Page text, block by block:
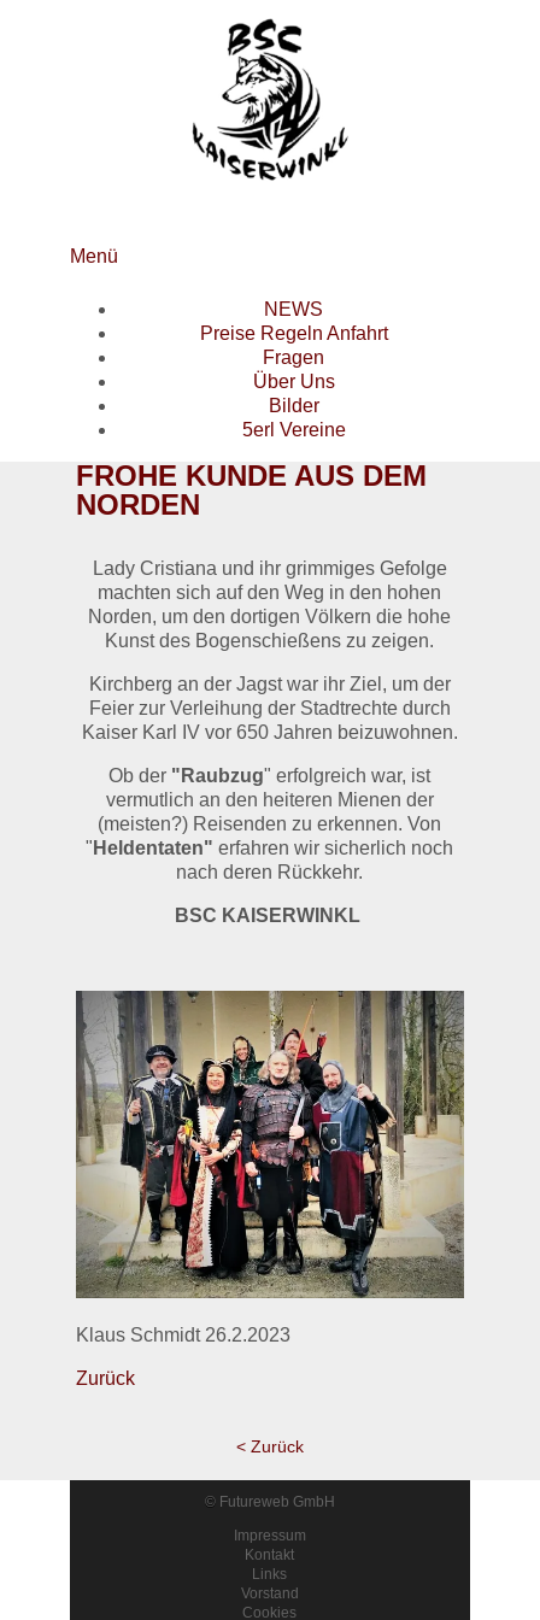
Menü
NEWS
Preise Regeln Anfahrt
Fragen
Über Uns
Bilder
5erl Vereine
FROHE KUNDE AUS DEM
NORDEN
Lady Cristiana und ihr grimmiges Gefolge
machten sich auf den Weg in den hohen
Norden, um den dortigen Völkern die hohe
Kunst des Bogenschießens zu zeigen.
Kirchberg an der Jagst war ihr Ziel, um der
Feier zur Verleihung der Stadtrechte durch
Kaiser Karl IV vor 650 Jahren beizuwohnen.
Ob der "Raubzug" erfolgreich war, ist
vermutlich an den heiteren Mienen der
(meisten?) Reisenden zu erkennen. Von
" Heldentaten" erfahren wir sicherlich noch
nach deren Rückkehr.
BSC KAISERWINKL
Klaus Schmidt 26.2.2023
Zurück
< Zurück
© Futureweb GmbH
Impressum
Kontakt
Links
Vorstand
Cookies